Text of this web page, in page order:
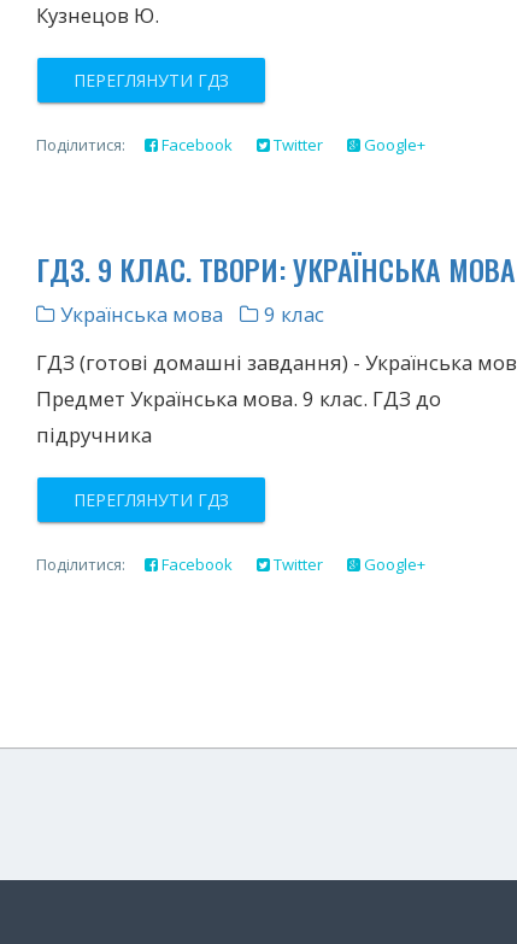
Кузнецов Ю.
ПЕРЕГЛЯНУТИ ГДЗ
Поділитися: Facebook Twitter Google+
ГДЗ. 9 КЛАС. ТВОРИ: УКРАЇНСЬКА МОВА
Українська мова
9 клас
ГДЗ (готові домашні завдання) - Українська
Предмет Українська мова. 9 клас. ГДЗ до
підручника
ПЕРЕГЛЯНУТИ ГДЗ
Поділитися: Facebook Twitter Google+